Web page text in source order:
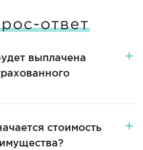
ответ
выплачена
стоимость